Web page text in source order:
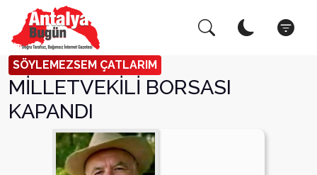
SÖYLEMEZSEM ÇATLARIM
MİLLETVEKİLİ BORSASI
KAPANDI
Arama Yap! Kapat